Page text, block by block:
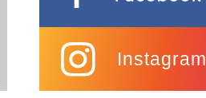
Instagram